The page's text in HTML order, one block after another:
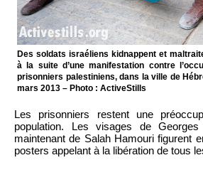
Des soldats israéliens kidnappent et
à la suite d’une manifestation contre
prisonniers palestiniens, dans la ville de
mars 2013 – Photo : ActiveStills
Les prisonniers restent une
population. Les visages de
maintenant de Salah Hamouri figurent
posters appelant à la libération de tous